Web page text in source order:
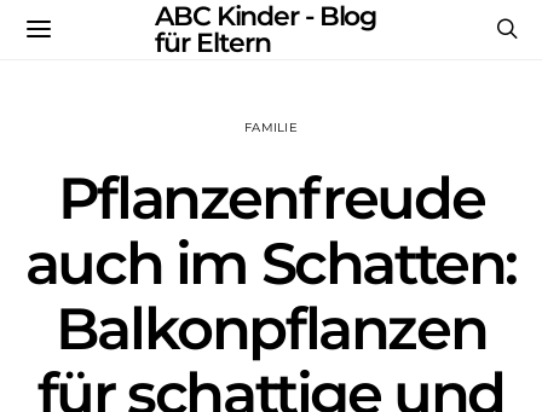
ABC Kinder - Blog
für Eltern
FAMILIE
Pflanzenfreude
auch im Schatten:
Balkonpflanzen
für schattige und